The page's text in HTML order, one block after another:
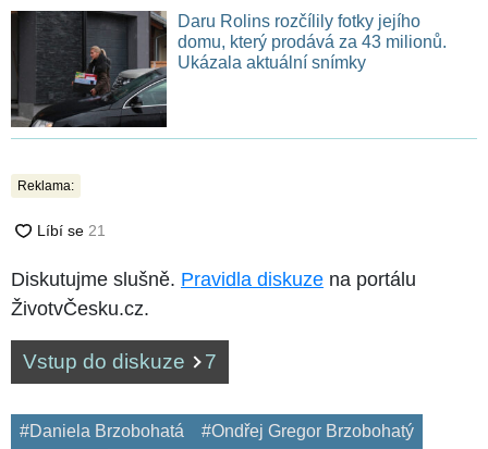
Daru Rolins rozčílily fotky jejího
domu, který prodává za 43 milionů.
Ukázala aktuální snímky
Reklama:
Diskutujme slušně. Pravidla diskuze na portálu
ŽivotvČesku.cz.
Vstup do diskuze 7
#Daniela Brzobohatá
#Ondřej Gregor Brzobohatý